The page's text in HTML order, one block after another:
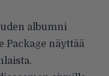
albumni
Package näyttää